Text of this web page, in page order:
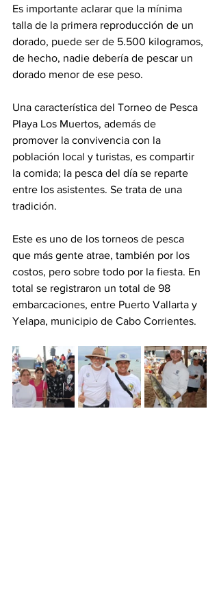
Es importante aclarar que la mínima
talla de la primera reproducción de un
dorado, puede ser de 5.500 kilogramos,
de hecho, nadie debería de pescar un
dorado menor de ese peso.
Una característica del Torneo de Pesca
Playa Los Muertos, además de
promover la convivencia con la
población local y turistas, es compartir
la comida; la pesca del día se reparte
entre los asistentes. Se trata de una
tradición.
Este es uno de los torneos de pesca
que más gente atrae, también por los
costos, pero sobre todo por la fiesta. En
total se registraron un total de 98
embarcaciones, entre Puerto Vallarta y
Yelapa, municipio de Cabo Corrientes.